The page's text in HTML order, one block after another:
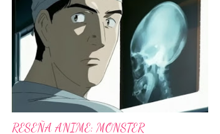
voy a interpretar, así será. Fue una idea ¿Quien sabe? Tengo una
reunión sobre ello" Y otros datos un poco curiosos: Yo hace
años: Por cierto, Kira será interpretado por Jesse Spencer (Dr.
House), ¿¿será una mala broma????, Todos estos años
estuvieron llenos de contratiempos para el desarrollo de esta
película, así como cambios de director, ...
RESEÑA ANIME: MONSTER